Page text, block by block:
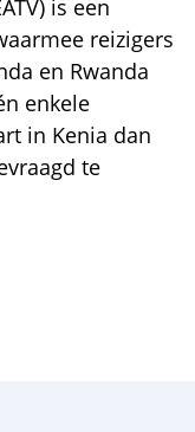
is een
reizigers
en Rwanda
enkele
in Kenia dan
te